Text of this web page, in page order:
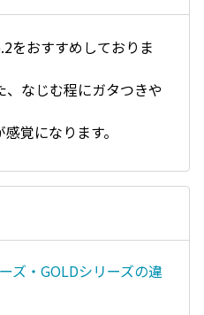
をおすすめしておりま
、なじむ程にガタつきや
覚になります。
ズ・GOLDシリーズの違